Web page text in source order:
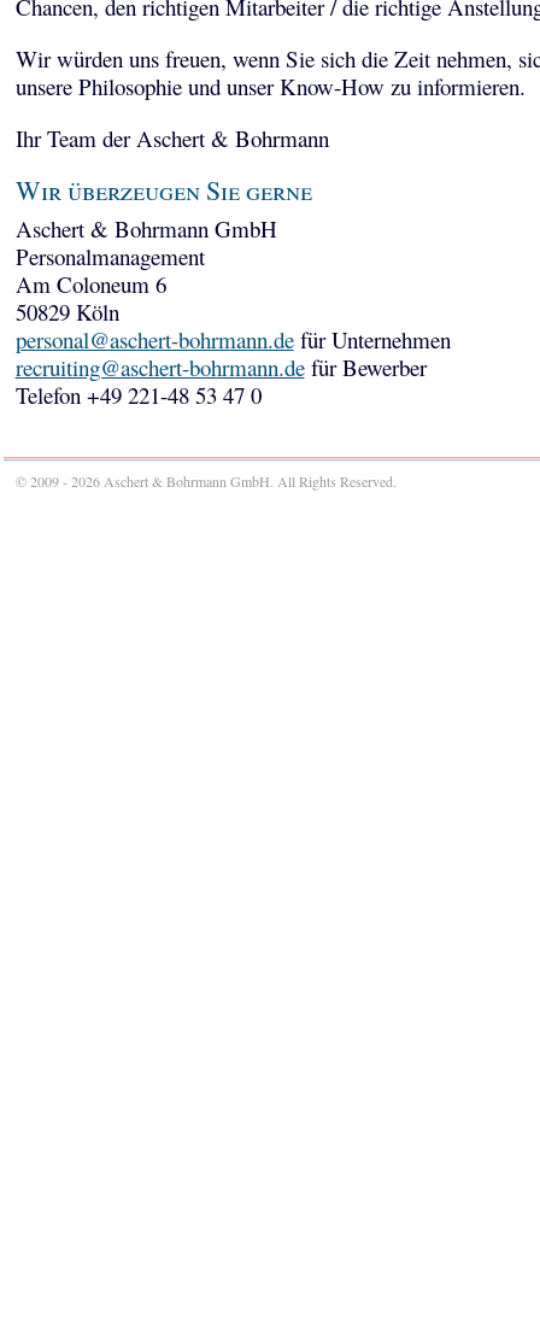
Chancen, den richtigen Mitarbeiter / die richtige
Wir würden uns freuen, wenn Sie sich die Zeit nehmen,
unsere Philosophie und unser Know-How zu informieren.
Ihr Team der Aschert & Bohrmann
Wir überzeugen Sie gerne
Aschert & Bohrmann GmbH
Personalmanagement
Am Coloneum 6
50829 Köln
personal@aschert-bohrmann.defür Unternehmen
recruiting@aschert-bohrmann.defür Bewerber
Telefon +49 221-48 53 47 0
© 2009 - 2026 Aschert & Bohrmann GmbH. All Rights Reserved.